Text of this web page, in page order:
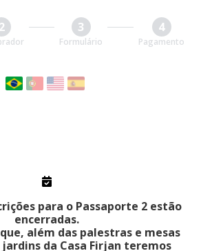
SUA PRÉ-INSCRIÇÃO
2 3
Formulário
4
Pagamento
para o Passaporte 2 estão
encerradas.
além das palestras e mesas
da Casa Firjan teremos